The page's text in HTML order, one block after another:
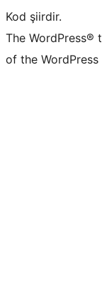
Kod şiirdir.
The WordPress®
of the WordPress